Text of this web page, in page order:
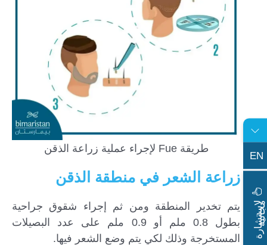
طريقة Fue لإجراء عملية زراعة الذقن
زراعة الشعر في منطقة الذقن
يتم تخدير المنطقة ومن ثم إجراء شقوق جراحية
بطول 0.8 ملم أو 0.9 ملم على عدد البصيلات
المستخرجة وذلك لكي يتم وضع الشعر فيها.
EN
ل
ا
س
ت
ش
ا
ر
ة
م
ج
ا
ن
ي
ة